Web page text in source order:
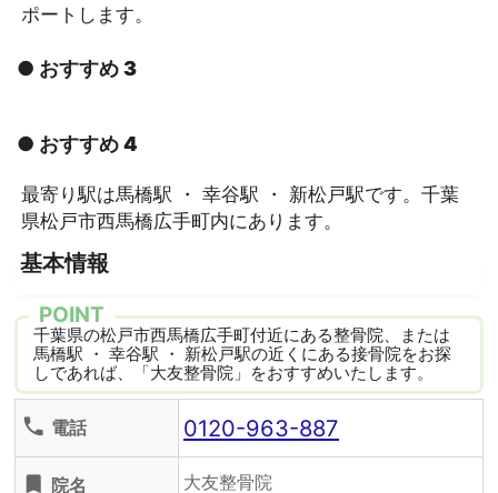
ポートします。
● おすすめ 3
● おすすめ 4
最寄り駅は馬橋駅 ・ 幸谷駅 ・ 新松戸駅です。千葉
県松戸市西馬橋広手町内にあります。
基本情報
POINT
千葉県の松戸市西馬橋広手町付近にある整骨院、または
馬橋駅 ・ 幸谷駅 ・ 新松戸駅の近くにある接骨院をお探
しであれば、「大友整骨院」をおすすめいたします。
phone 電話 0120-963-887
turned_in 院名 大友整骨院